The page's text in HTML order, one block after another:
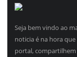
Seja bem vindo ao
noticia é na hora
portal, compartilhem